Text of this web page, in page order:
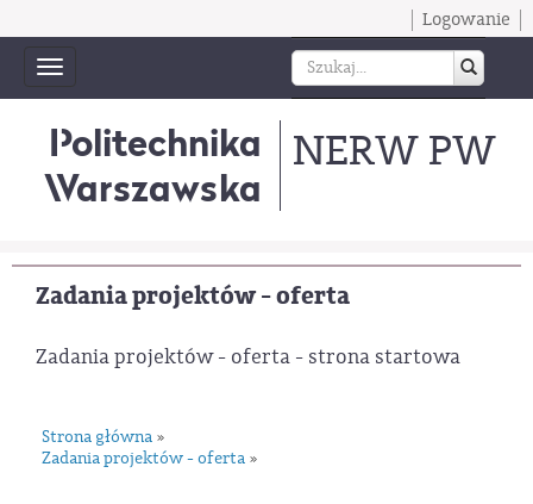
Logowanie
Toggle
navigation
Politechnika
Warszawska
NERW PW
Zadania projektów - oferta
Zadania projektów - oferta - strona startowa
Strona główna »
Zadania projektów - oferta »